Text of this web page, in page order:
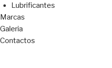
Lubrificantes
Marcas
Galeria
Contactos